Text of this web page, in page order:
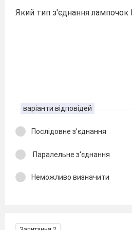
Який тип з'єднання лампочок
варіанти відповідей
Послідовне з'єднання
Паралельне з'єднання
Неможливо визначити